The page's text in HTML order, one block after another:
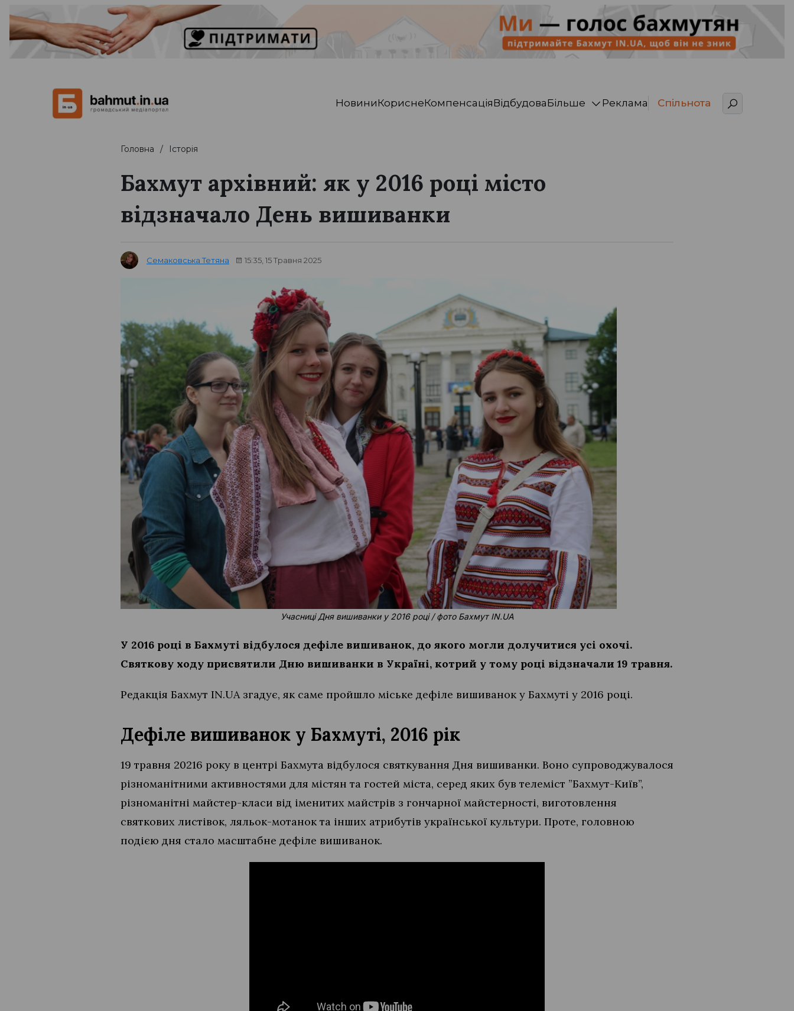
НовиниКориснеКомпенсаціяВідбудоваБільше Реклама Спільнота
Головна Історія
Бахмут архівний: як у 2016 році місто
відзначало День вишиванки
Семаковська Тетяна 15:35, 15 Травня 2025
Учасниці Дня вишиванки у 2016 році / фото Бахмут IN.UA
У 2016 році в Бахмуті відбулося дефіле вишиванок, до якого могли долучитися усі охочі.
Святкову ходу присвятили Дню вишиванки в Україні, котрий у тому році відзначали 19 травня.
Редакція Бахмут IN.UA згадує, як саме пройшло міське дефіле вишиванок у Бахмуті у 2016 році.
Дефіле вишиванок у Бахмуті, 2016 рік
19 травня 20216 року в центрі Бахмута відбулося святкування Дня вишиванки. Воно супроводжувалося
різноманітними активностями для містян та гостей міста, серед яких був телеміст ”Бахмут-Київ”,
різноманітні майстер-класи від іменитих майстрів з гончарної майстерності, виготовлення
святкових листівок, ляльок-мотанок та інших атрибутів української культури. Проте, головною
подією дня стало масштабне дефіле вишиванок.